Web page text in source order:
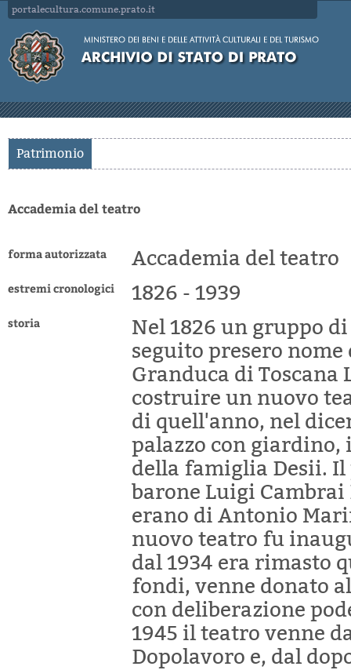
portalecultura.comune.prato.it
Patrimonio
Accademia del teatro
forma autorizzata Accademia del teatro
estremi cronologici 1826 - 1939
storia
Nel 1826 un gruppo
seguito presero
Granduca di Toscana
costruire un nuovo
di quell'anno, nel
palazzo con giardino,
della famiglia Desii.
barone Luigi
erano di Antonio
nuovo teatro fu
dal 1934 era rimasto
fondi, venne donato
con deliberazione
1945 il teatro venne
Dopolavoro e, dal